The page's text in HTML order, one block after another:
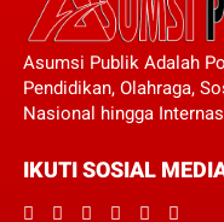
Asumsi Publik Adalah
Pendidikan, Olahraga,
Nasional hingga
IKUTI SOSIAL